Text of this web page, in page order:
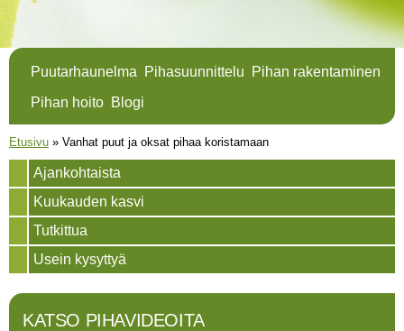
Puutarhaunelma Pihasuunnittelu
Pihan rakentaminen
Pihan hoito Blogi
Olet täällä
Etusivu » Vanhat puut ja oksat pihaa koristamaan
Ajankohtaista
Kuukauden kasvi
Tutkittua
Usein kysyttyä
KATSO PIHAVIDEOITA